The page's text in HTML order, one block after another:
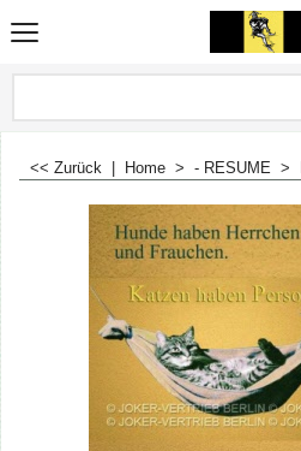
<< Zurück Home > - RESUME >